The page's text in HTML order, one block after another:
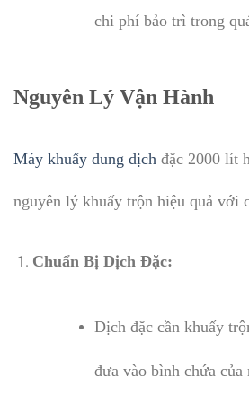
chi phí bảo trì trong
Nguyên Lý Vận Hành
Máy khuấy dung dịch đặc 2000 lít
nguyên lý khuấy trộn hiệu quả với
Chuẩn Bị Dịch Đặc:
Dịch đặc cần khuấy
đưa vào bình chứa của